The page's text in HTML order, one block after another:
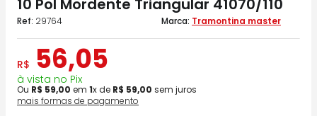
10 Pol Mordente Triangular 41070/110
: 29764 Tramontina master
R$ 56,05
à vista no Pix
Ou R$ 59,00 em 1x de R$ 59,00 sem juros
mais formas de pagamento